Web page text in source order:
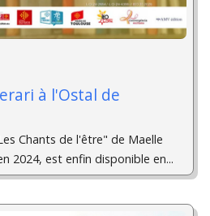
à l'Ostal de
Chants de l'être" de Maelle
2024, est enfin disponible en...